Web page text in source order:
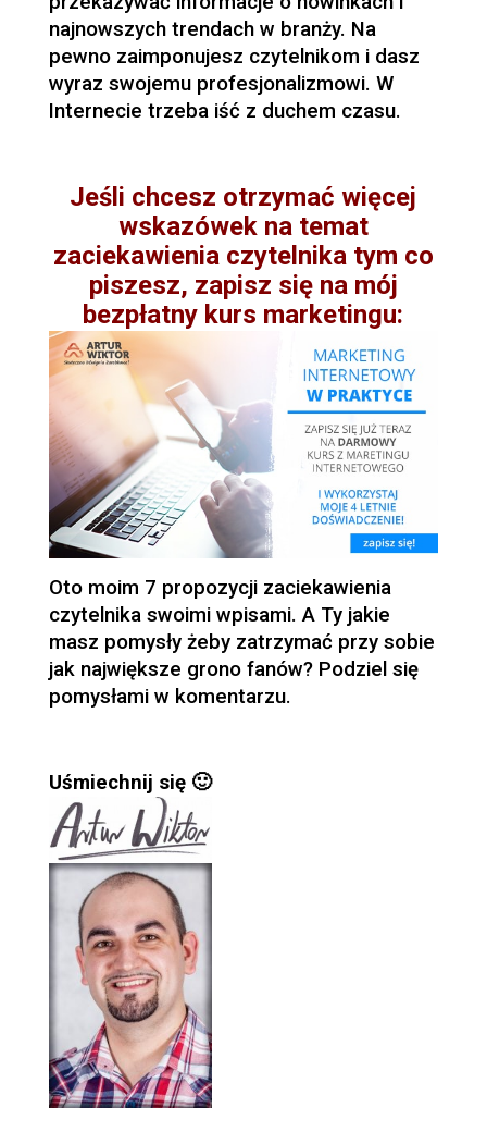
najnowszych trendach w branży. Na
pewno zaimponujesz czytelnikom i dasz
wyraz swojemu profesjonalizmowi. W
Internecie trzeba iść z duchem czasu.
Jeśli chcesz otrzymać więcej
wskazówek na temat
zaciekawienia czytelnika tym co
piszesz, zapisz się na mój
bezpłatny kurs marketingu:
Oto moim 7 propozycji zaciekawienia
czytelnika swoimi wpisami. A Ty jakie
masz pomysły żeby zatrzymać przy sobie
jak największe grono fanów? Podziel się
pomysłami w komentarzu.
Uśmiechnij się 🙂